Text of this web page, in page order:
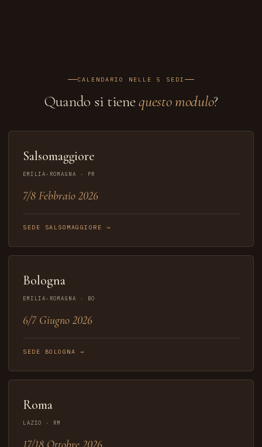
CALENDARIO NELLE 5 SEDI
Quando si tienequesto modulo?
Salsomaggiore
EMILIA-ROMAGNA · PR
7/8 Febbraio 2026
SEDE SALSOMAGGIORE →
Bologna
EMILIA-ROMAGNA · BO
6/7 Giugno 2026
SEDE BOLOGNA →
Roma
LAZIO · RM